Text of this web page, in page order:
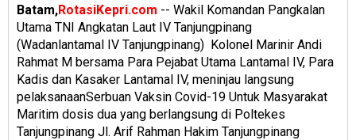
Batam,RotasiKepri.com -- Wakil Komandan Pangkalan
Utama TNI Angkatan Laut IV Tanjungpinang
(Wadanlantamal IV Tanjungpinang) Kolonel Marinir Andi
Rahmat M bersama Para Pejabat Utama Lantamal IV, Para
Kadis dan Kasaker Lantamal IV, meninjau langsung
pelaksanaanSerbuan Vaksin Covid-19 Untuk Masyarakat
Maritim dosis dua yang berlangsung di Poltekes
Tanjungpinang Jl. Arif Rahman Hakim Tanjungpinang